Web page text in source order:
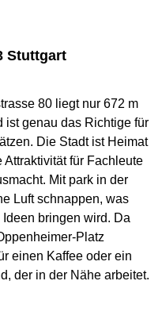
Stuttgart
80 liegt nur 672 m
ist genau das Richtige für
Die Stadt ist Heimat
für Fachleute
Mit park in der
Luft schnappen, was
bringen wird. Da
Platz
einen Kaffee oder ein
der in der Nähe arbeitet.